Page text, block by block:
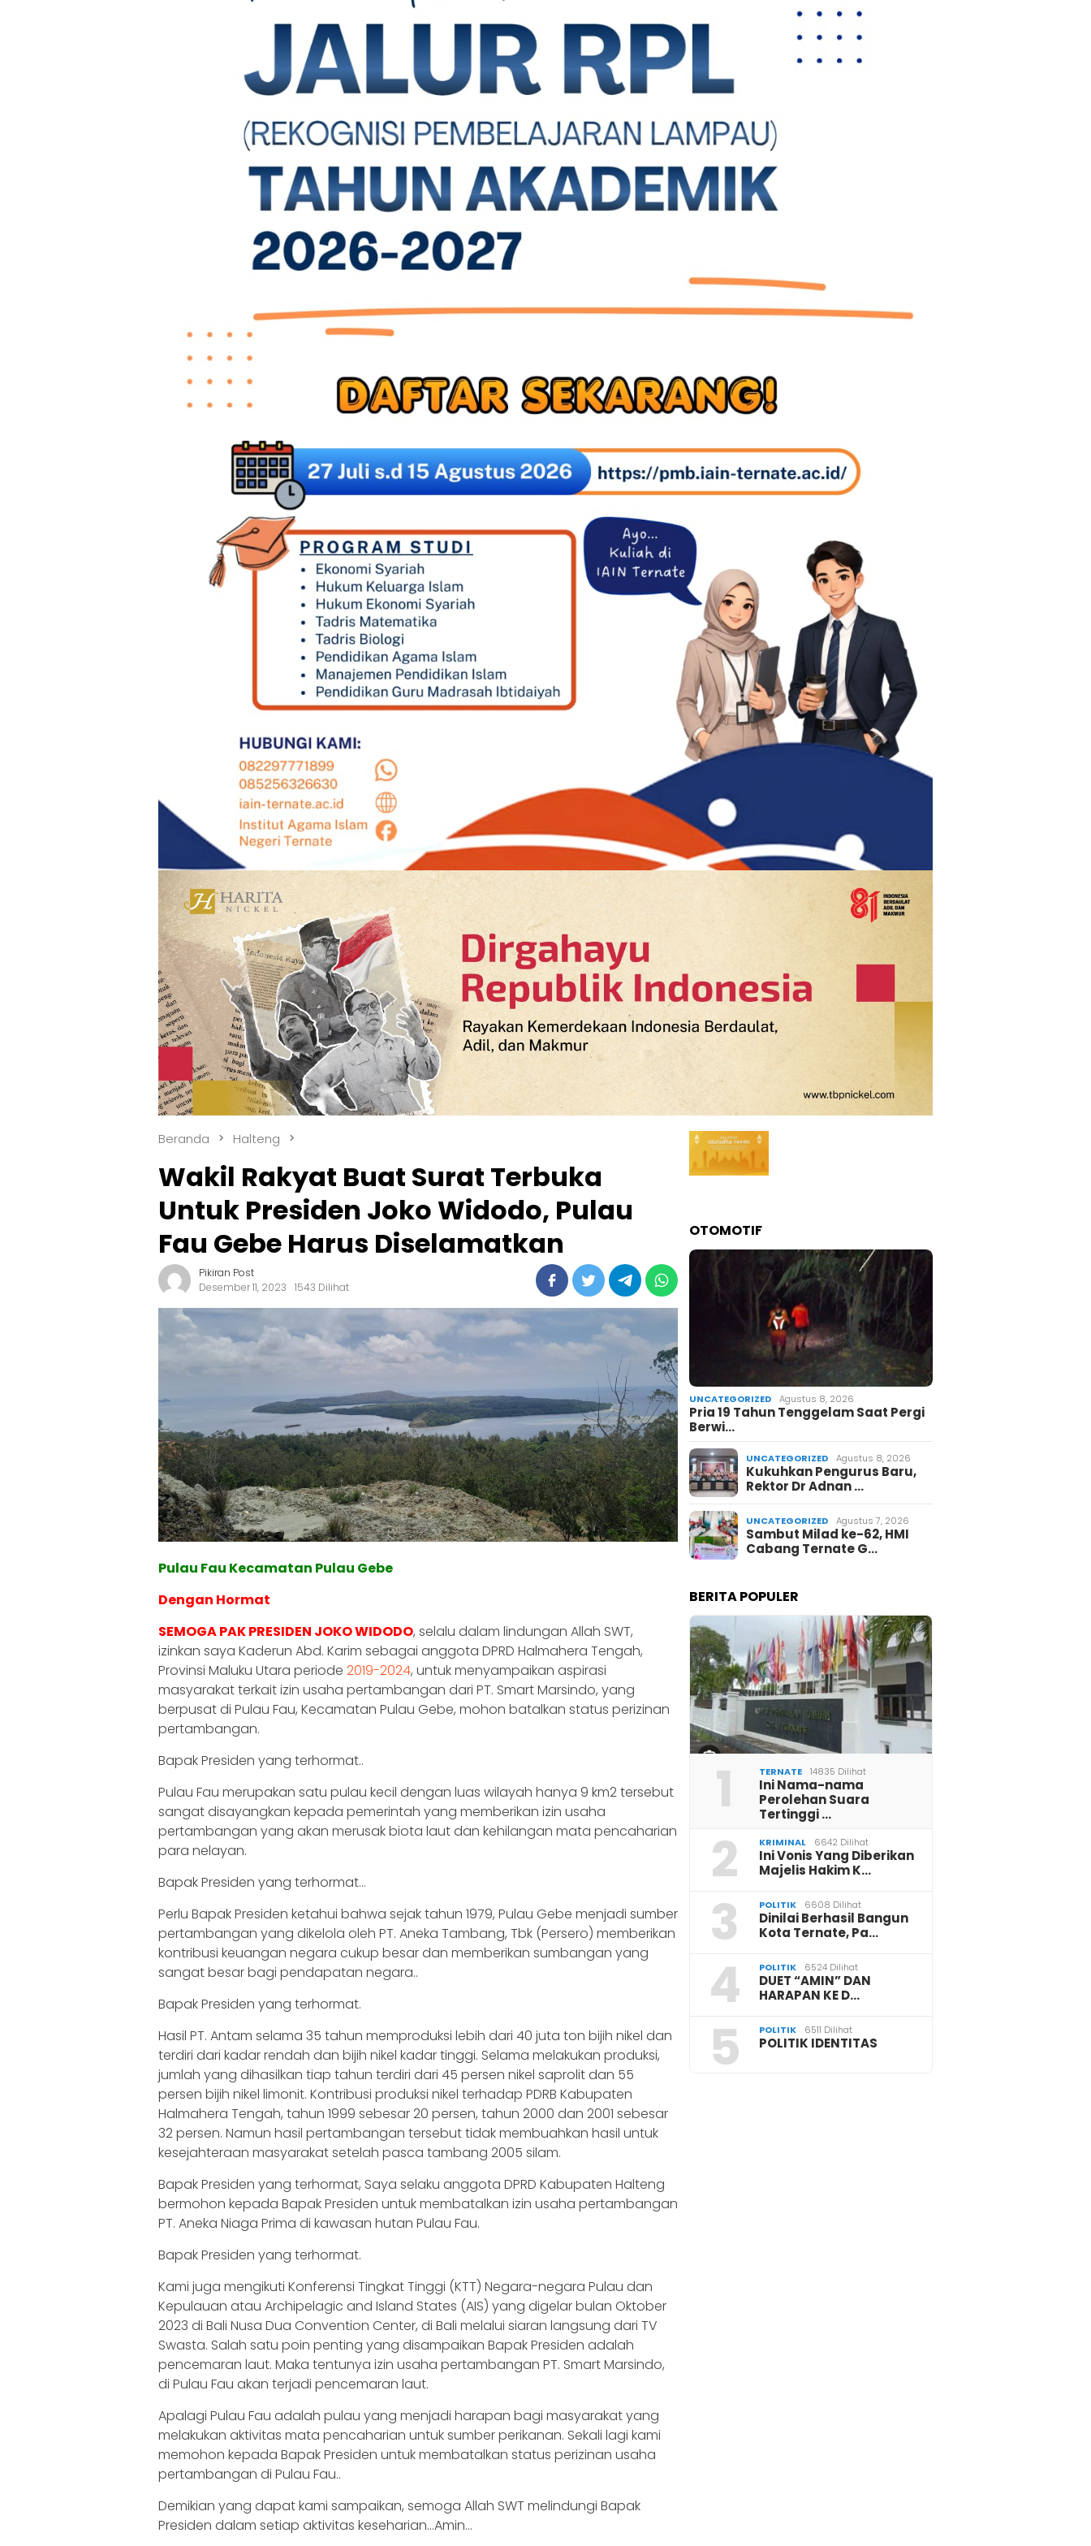
Beranda Halteng
Wakil Rakyat Buat Surat Terbuka
Untuk Presiden Joko Widodo, Pulau
Fau Gebe Harus Diselamatkan
Pikiran Post
Desember 11, 2023
1543 Dilihat
Pulau Fau Kecamatan Pulau Gebe
Dengan Hormat
SEMOGA PAK PRESIDEN JOKO WIDODO, selalu dalam lindungan Allah SWT,
izinkan saya Kaderun Abd. Karim sebagai anggota DPRD Halmahera Tengah,
Provinsi Maluku Utara periode 2019-2024, untuk menyampaikan aspirasi
masyarakat terkait izin usaha pertambangan dari PT. Smart Marsindo, yang
berpusat di Pulau Fau, Kecamatan Pulau Gebe, mohon batalkan status perizinan
pertambangan.
Bapak Presiden yang terhormat..
Pulau Fau merupakan satu pulau kecil dengan luas wilayah hanya 9 km2 tersebut
sangat disayangkan kepada pemerintah yang memberikan izin usaha
pertambangan yang akan merusak biota laut dan kehilangan mata pencaharian
para nelayan.
Bapak Presiden yang terhormat…
Perlu Bapak Presiden ketahui bahwa sejak tahun 1979, Pulau Gebe menjadi sumber
pertambangan yang dikelola oleh PT. Aneka Tambang, Tbk (Persero) memberikan
kontribusi keuangan negara cukup besar dan memberikan sumbangan yang
sangat besar bagi pendapatan negara..
Bapak Presiden yang terhormat.
Hasil PT. Antam selama 35 tahun memproduksi lebih dari 40 juta ton bijih nikel dan
terdiri dari kadar rendah dan bijih nikel kadar tinggi. Selama melakukan produksi,
jumlah yang dihasilkan tiap tahun terdiri dari 45 persen nikel saprolit dan 55
persen bijih nikel limonit. Kontribusi produksi nikel terhadap PDRB Kabupaten
Halmahera Tengah, tahun 1999 sebesar 20 persen, tahun 2000 dan 2001 sebesar
32 persen. Namun hasil pertambangan tersebut tidak membuahkan hasil untuk
kesejahteraan masyarakat setelah pasca tambang 2005 silam.
Bapak Presiden yang terhormat, Saya selaku anggota DPRD Kabupaten Halteng
bermohon kepada Bapak Presiden untuk membatalkan izin usaha pertambangan
PT. Aneka Niaga Prima di kawasan hutan Pulau Fau.
Bapak Presiden yang terhormat.
Kami juga mengikuti Konferensi Tingkat Tinggi (KTT) Negara-negara Pulau dan
Kepulauan atau Archipelagic and Island States (AIS) yang digelar bulan Oktober
2023 di Bali Nusa Dua Convention Center, di Bali melalui siaran langsung dari TV
Swasta. Salah satu poin penting yang disampaikan Bapak Presiden adalah
pencemaran laut. Maka tentunya izin usaha pertambangan PT. Smart Marsindo,
di Pulau Fau akan terjadi pencemaran laut.
Apalagi Pulau Fau adalah pulau yang menjadi harapan bagi masyarakat yang
melakukan aktivitas mata pencaharian untuk sumber perikanan. Sekali lagi kami
memohon kepada Bapak Presiden untuk membatalkan status perizinan usaha
pertambangan di Pulau Fau..
Demikian yang dapat kami sampaikan, semoga Allah SWT melindungi Bapak
Presiden dalam setiap aktivitas keseharian…Amin…
OTOMOTIF
UNCATEGORIZED Agustus 8, 2026
Pria 19 Tahun Tenggelam Saat Pergi
Berwi…
UNCATEGORIZED Agustus 8, 2026
Kukuhkan Pengurus Baru,
Rektor Dr Adnan …
UNCATEGORIZED Agustus 7, 2026
Sambut Milad ke-62, HMI
Cabang Ternate G…
BERITA POPULER
1 TERNATE 14835 Dilihat
Ini Nama-nama
Perolehan Suara
Tertinggi …
2 KRIMINAL 6642 Dilihat
Ini Vonis Yang Diberikan
Majelis Hakim K…
3 POLITIK 6608 Dilihat
Dinilai Berhasil Bangun
Kota Ternate, Pa…
4 POLITIK 6524 Dilihat
DUET “AMIN” DAN
HARAPAN KE D…
5 POLITIK 6511 Dilihat
POLITIK IDENTITAS